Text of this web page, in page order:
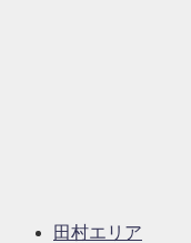
田村エリア